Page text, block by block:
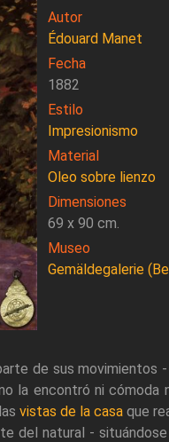
Autor
Édouard Manet
Fecha
1882
Estilo
Impresionismo
Material
Oleo sobre lienzo
Dimensiones
69 x 90 cm.
Museo
Gemäldegalerie
de sus movimientos
la encontró ni
vistas de la casa que
del natural -